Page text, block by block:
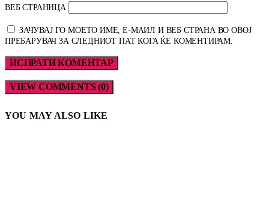
ВЕБ СТРАНИЦА
ЗАЧУВАЈ ГО МОЕТО ИМЕ, Е-МАИЛ И ВЕБ СТРАНА ВО ОВОЈ
ПРЕБАРУВАЧ ЗА СЛЕДНИОТ ПАТ КОГА ЌЕ КОМЕНТИРАМ.
VIEW COMMENTS (0)
YOU MAY ALSO LIKE